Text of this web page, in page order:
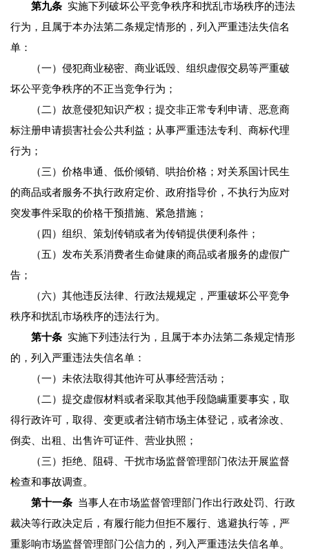
第九条 实施下列破坏公平竞争秩序和扰乱市场秩序的违法
行为，且属于本办法第二条规定情形的，列入严重违法失信名
单：
（一）侵犯商业秘密、商业诋毁、组织虚假交易等严重破
坏公平竞争秩序的不正当竞争行为；
（二）故意侵犯知识产权；提交非正常专利申请、恶意商
标注册申请损害社会公共利益；从事严重违法专利、商标代理
行为；
（三）价格串通、低价倾销、哄抬价格；对关系国计民生
的商品或者服务不执行政府定价、政府指导价，不执行为应对
突发事件采取的价格干预措施、紧急措施；
（四）组织、策划传销或者为传销提供便利条件；
（五）发布关系消费者生命健康的商品或者服务的虚假广
告；
（六）其他违反法律、行政法规规定，严重破坏公平竞争
秩序和扰乱市场秩序的违法行为。
第十条 实施下列违法行为，且属于本办法第二条规定情形
的，列入严重违法失信名单：
（一）未依法取得其他许可从事经营活动；
（二）提交虚假材料或者采取其他手段隐瞒重要事实，取
得行政许可，取得、变更或者注销市场主体登记，或者涂改、
倒卖、出租、出售许可证件、营业执照；
（三）拒绝、阻碍、干扰市场监督管理部门依法开展监督
检查和事故调查。
第十一条 当事人在市场监督管理部门作出行政处罚、行政
裁决等行政决定后，有履行能力但拒不履行、逃避执行等，严
重影响市场监督管理部门公信力的，列入严重违法失信名单。